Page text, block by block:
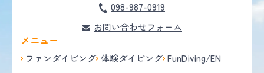
098-987-0919
お問い合わせフォーム
メニュー
ファンダイビング 体験ダイビング FunDiving/EN